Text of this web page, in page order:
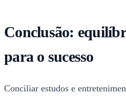
Conclusão:
para o sucesso
Conciliar estudos e